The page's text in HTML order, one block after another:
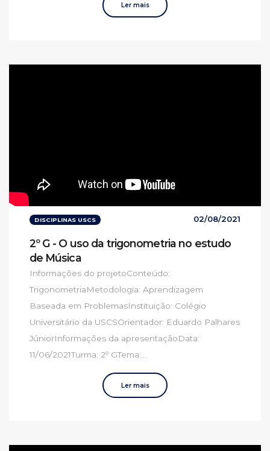
Ler mais
DISCIPLINAS USCS 02/08/2021
2º G - O uso da trigonometria no estudo
de Música
Informações do projetoConteúdo:
TrigonometriaMetodologia: Aprendizagem
Baseada em ProblemasInstituição: Colégio
Universitário da USCSOrientador: Eduardo Palhares
JúniorInformações da apresentaçãoData:
11/06/2021Turma: 2º GTema:...
Ler mais